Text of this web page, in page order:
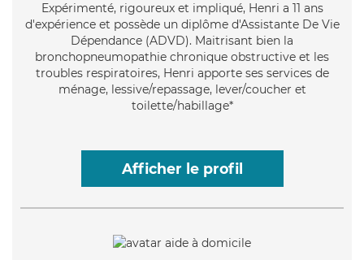
Expérimenté, rigoureux et impliqué, Henri a 11 ans
d'expérience et possède un diplôme d'Assistante De Vie
Dépendance (ADVD). Maitrisant bien la
bronchopneumopathie chronique obstructive et les
troubles respiratoires, Henri apporte ses services de
ménage, lessive/repassage, lever/coucher et
toilette/habillage*
Afficher le profil